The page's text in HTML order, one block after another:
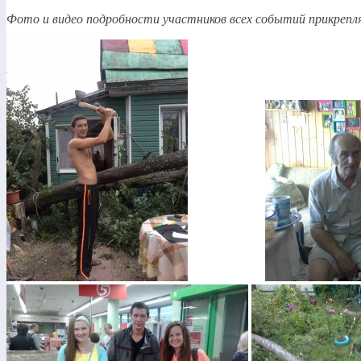
Фото и видео подробности участников всех событий